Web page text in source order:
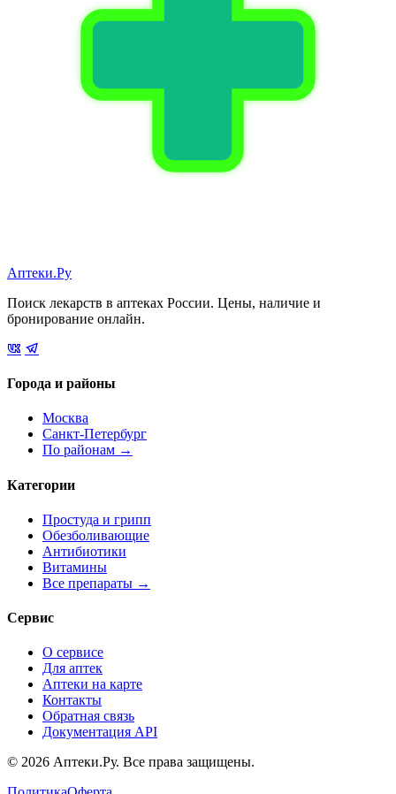
Аптеки.Ру
Поиск лекарств в аптеках России. Цены, наличие и
бронирование онлайн.
Города и районы
Москва
Санкт-Петербург
По районам →
Категории
Простуда и грипп
Обезболивающие
Антибиотики
Витамины
Все препараты →
Сервис
О сервисе
Для аптек
Аптеки на карте
Контакты
Обратная связь
Документация API
© 2026 Аптеки.Ру. Все права защищены.